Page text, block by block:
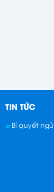
TIN TỨC
Bí quyết